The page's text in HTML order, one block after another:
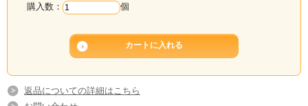
購入数： 個
返品についての詳細はこちら